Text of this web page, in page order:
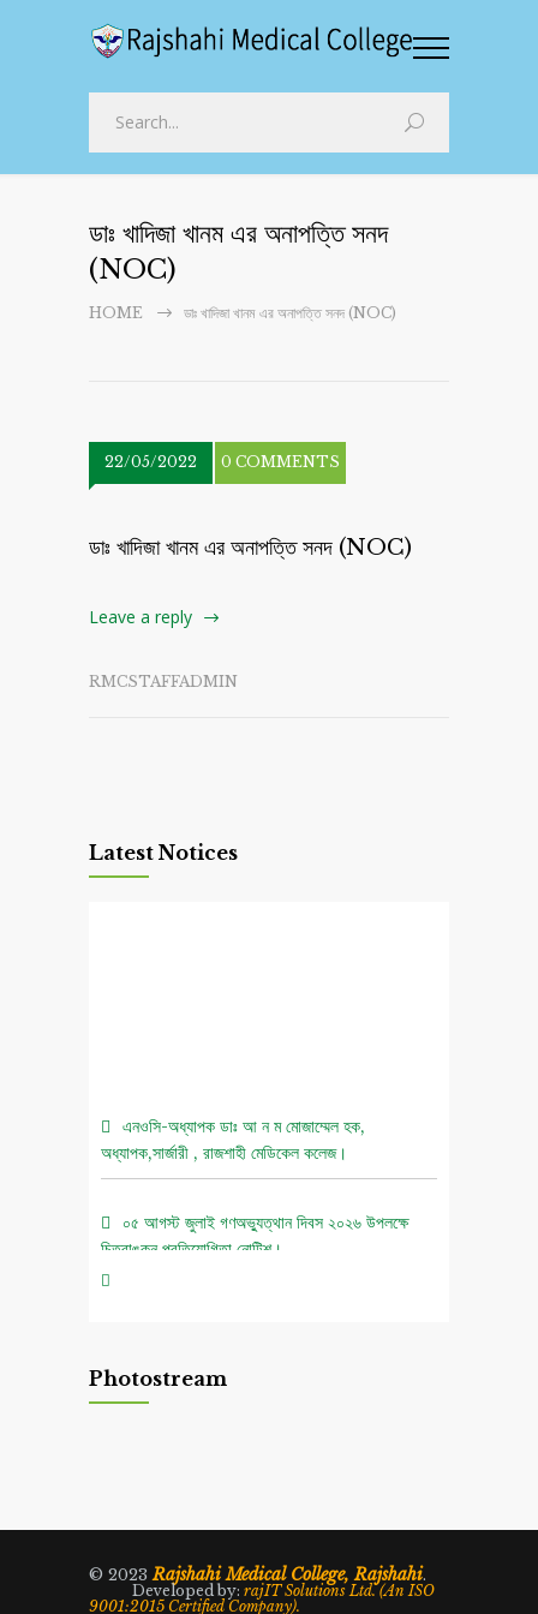
ডাঃ খাদিজা খানম এর অনাপত্তি সনদ
(NOC)
HOME ডাঃ খাদিজা খানম এর অনাপত্তি সনদ (NOC)
22/05/2022 0 COMMENTS
ডাঃ খাদিজা খানম এর অনাপত্তি সনদ (NOC)
Leave a reply
RMCSTAFFADMIN
Latest Notices
এনওসি-অধ্যাপক ডাঃ আ ন ম মোজাম্মেল হক,
অধ্যাপক,সার্জারী , রাজশাহী মেডিকেল কলেজ।
০৫ আগস্ট জুলাই গণঅভ্যুত্থান দিবস ২০২৬ উপলক্ষে
চিত্রাঙ্কন প্রতিযোগিতা নোটিশ।
এনওসি-ডাঃ শরিমিন সোবহান কাবেরী, প্রভাষক, ফরেনসিক
নিউরোমেডিসিন , রাজশাহী মেডিকেল কলেজ।
Photostream
© 2023Rajshahi Medical College, Rajshahi.
Developed by: rajIT Solutions Ltd. (An ISO
9001:2015 Certified Company).